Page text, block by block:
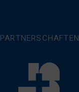
PARTNERSCHAFTEN